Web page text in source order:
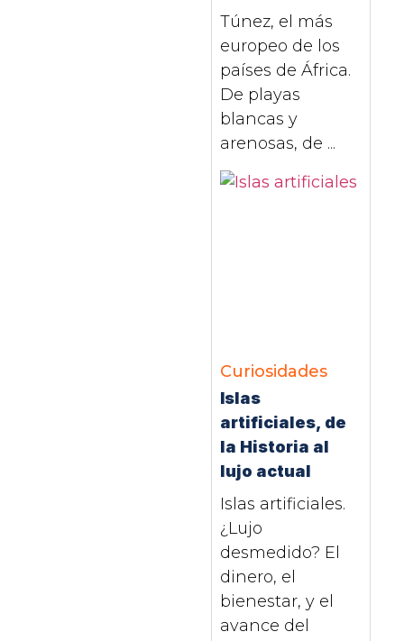
Túnez, el más
europeo de los
países de África.
De playas
blancas y
arenosas, de ...
Curiosidades
Islas
artificiales, de
la Historia al
lujo actual
Islas artificiales.
¿Lujo
desmedido? El
dinero, el
bienestar, y el
avance del